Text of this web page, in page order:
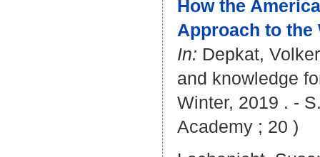
How the
Approach to the
In: Depkat, Volker
and knowledge
Winter, 2019 . -
Academy ; 20 )